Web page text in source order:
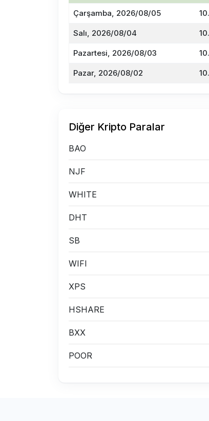
Çarşamba, 2026/08/05
Salı, 2026/08/04
Pazartesi, 2026/08/03
Pazar, 2026/08/02
Diğer Kripto Paralar
BAO
NJF
WHITE
DHT
SB
WIFI
XPS
HSHARE
BXX
POOR